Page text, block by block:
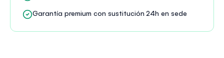
Garantía premium con sustitución 24h en sede